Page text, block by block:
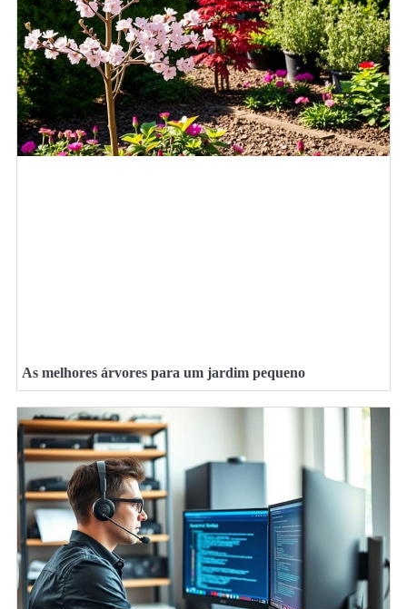
As melhores árvores para um jardim pequeno